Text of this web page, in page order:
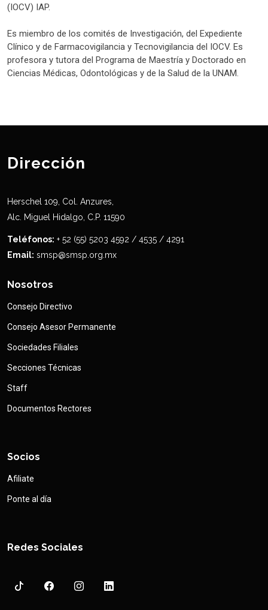
(IOCV) IAP.
Es miembro de los comités de Investigación, del Expediente
Clínico y de Farmacovigilancia y Tecnovigilancia del IOCV. Es
profesora y tutora del Programa de Maestría y Doctorado en
Ciencias Médicas, Odontológicas y de la Salud de la UNAM.
Dirección
Herschel 109, Col. Anzures,
Alc. Miguel Hidalgo, C.P. 11590
Teléfonos: + 52 (55) 5203 4592 / 4535 / 4291
Email: smsp@smsp.org.mx
Nosotros
Consejo Directivo
Consejo Asesor Permanente
Sociedades Filiales
Secciones Técnicas
Staff
Documentos Rectores
Socios
Afiliate
Ponte al día
Redes Sociales